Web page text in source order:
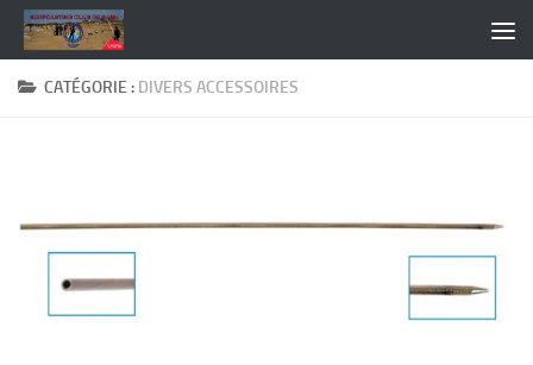
Skip to content
CATÉGORIE : DIVERS ACCESSOIRES